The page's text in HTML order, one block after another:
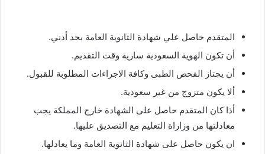
المتقدم حاصل علي شهادة الثانوية العامة بحد أدني.
أن تكون الهوية السعودية سارية وقت التقديم.
أن يجتاز الفحص الطبى وكافة الاجراءات المطلوبة للقبول.
ألا يكون متزوج من غير سعودية.
أذا كان المتقدم حاصل على الشهادة خارج المملكة يجب
معادلتها من وزاراة التعليم مع التصديق عليها.
ان يكون حاصل على شهادة الثانوية العامة وما يعادلها.